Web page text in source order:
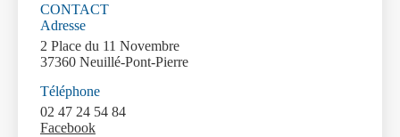
CONTACT
Adresse
2 Place du 11 Novembre
37360 Neuillé-Pont-Pierre
Téléphone
02 47 24 54 84
Facebook